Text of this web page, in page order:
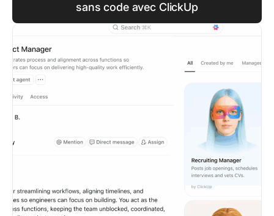
sans code avec ClickUp